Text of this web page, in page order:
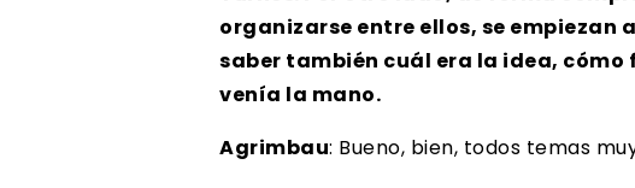
organizarse entre ellos, se
saber también cuál era la idea, cómo
venía la mano.
Agrimbau: Bueno, bien, todos temas